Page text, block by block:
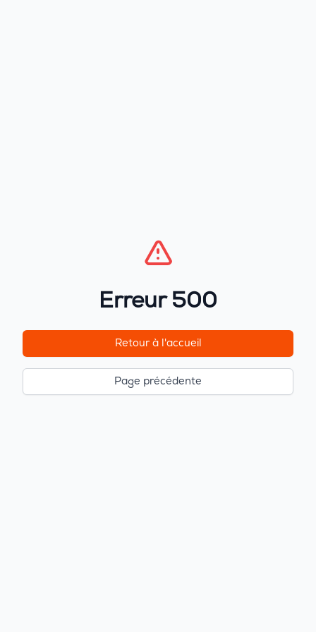
Erreur 500
Retour à l'accueil
Page précédente